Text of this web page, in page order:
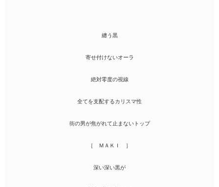
纏う黒
寄せ付けないオーラ
絶対零度の視線
全てを支配するカリスマ性
街の男が焦がれて止まないトップ
［ ＭＡＫＩ ］
深い深い黒が